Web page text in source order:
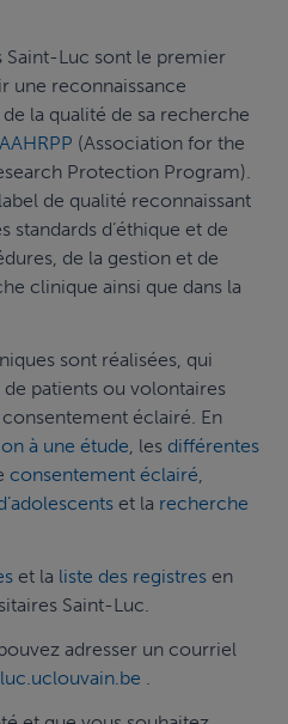
Saint-Luc sont le premier
une reconnaissance
la qualité de sa recherche
AAHRPP (Association for the
Protection Program).
de qualité reconnaissant
standards d’éthique et de
de la gestion et de
clinique ainsi que dans la
sont réalisées, qui
patients ou volontaires
éclairé. En
à une étude, les différentes
consentement éclairé,
et la recherche
et la liste des registres en
Saint-Luc.
adresser un courriel
.